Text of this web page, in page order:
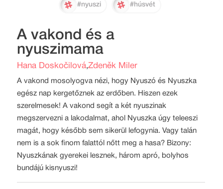
#nyuszi #húsvét
A vakond és a
nyuszimama
Hana Doskočilová,Zdeněk Miler
A vakond mosolyogva nézi, hogy Nyuszó és Nyuszka
egész nap kergetőznek az erdőben. Hiszen ezek
szerelmesek! A vakond segít a két nyuszinak
megszervezni a lakodalmat, ahol Nyuszka úgy teleeszi
magát, hogy később sem sikerül lefogynia. Vagy talán
nem is a sok finom falattól nőtt meg a hasa? Bizony:
Nyuszkának gyerekei lesznek, három apró, bolyhos
bundájú kisnyuszi!